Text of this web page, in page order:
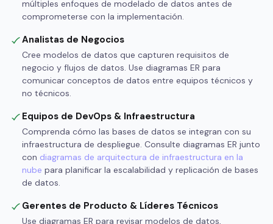
múltiples enfoques de modelado de datos antes de
comprometerse con la implementación.
Analistas de Negocios
Cree modelos de datos que capturen requisitos de
negocio y flujos de datos. Use diagramas ER para
comunicar conceptos de datos entre equipos técnicos y
no técnicos.
Equipos de DevOps & Infraestructura
Comprenda cómo las bases de datos se integran con su
infraestructura de despliegue. Consulte diagramas ER junto
con diagramas de arquitectura de infraestructura en la
nube para planificar la escalabilidad y replicación de bases
de datos.
Gerentes de Producto & Líderes Técnicos
Use diagramas ER para revisar modelos de datos,